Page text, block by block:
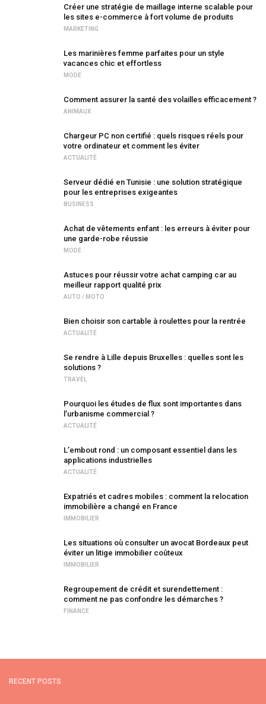
Créer une stratégie de maillage interne scalable pour
les sites e-commerce à fort volume de produits
MARKETING
Les marinières femme parfaites pour un style
vacances chic et effortless
MODE
Comment assurer la santé des volailles efficacement ?
ANIMAUX
Chargeur PC non certifié : quels risques réels pour
votre ordinateur et comment les éviter
ACTUALITÉ
Serveur dédié en Tunisie : une solution stratégique
pour les entreprises exigeantes
BUSINESS
Achat de vêtements enfant : les erreurs à éviter pour
une garde-robe réussie
MODE
Astuces pour réussir votre achat camping car au
meilleur rapport qualité prix
AUTO / MOTO
Bien choisir son cartable à roulettes pour la rentrée
ACTUALITÉ
Se rendre à Lille depuis Bruxelles : quelles sont les
solutions ?
TRAVEL
Pourquoi les études de flux sont importantes dans
l’urbanisme commercial ?
ACTUALITÉ
L’embout rond : un composant essentiel dans les
applications industrielles
ACTUALITÉ
Expatriés et cadres mobiles : comment la relocation
immobilière a changé en France
IMMOBILIER
Les situations où consulter un avocat Bordeaux peut
éviter un litige immobilier coûteux
IMMOBILIER
Regroupement de crédit et surendettement :
comment ne pas confondre les démarches ?
FINANCE
RECENT POSTS